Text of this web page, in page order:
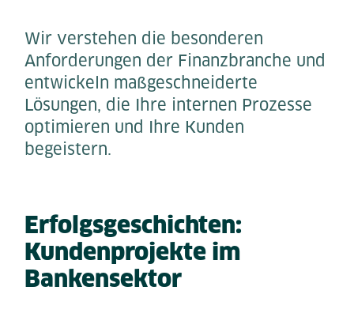
Wir verstehen die besonderen
Anforderungen der Finanzbranche und
entwickeln maßgeschneiderte
Lösungen, die Ihre internen Prozesse
optimieren und Ihre Kunden
begeistern.
Erfolgsgeschichten:
Kundenprojekte im
Bankensektor